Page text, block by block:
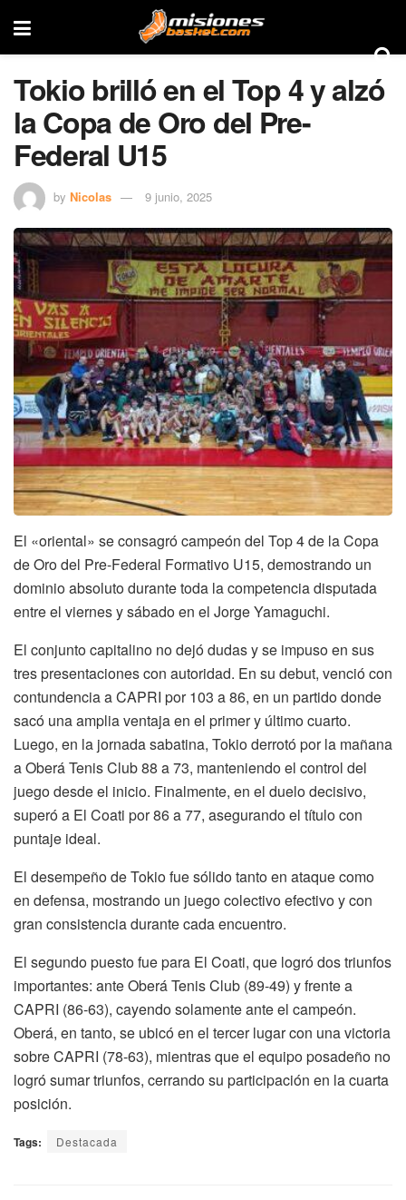
Tokio brilló en el Top 4 y alzó
la Copa de Oro del Pre-
Federal U15
by Nicolas 9 junio, 2025
El «oriental» se consagró campeón del Top 4 de la Copa
de Oro del Pre-Federal Formativo U15, demostrando un
dominio absoluto durante toda la competencia disputada
entre el viernes y sábado en el Jorge Yamaguchi.
El conjunto capitalino no dejó dudas y se impuso en sus
tres presentaciones con autoridad. En su debut, venció con
contundencia a CAPRI por 103 a 86, en un partido donde
sacó una amplia ventaja en el primer y último cuarto.
Luego, en la jornada sabatina, Tokio derrotó por la mañana
a Oberá Tenis Club 88 a 73, manteniendo el control del
juego desde el inicio. Finalmente, en el duelo decisivo,
superó a El Coati por 86 a 77, asegurando el título con
puntaje ideal.
El desempeño de Tokio fue sólido tanto en ataque como
en defensa, mostrando un juego colectivo efectivo y con
gran consistencia durante cada encuentro.
El segundo puesto fue para El Coati, que logró dos triunfos
importantes: ante Oberá Tenis Club (89-49) y frente a
CAPRI (86-63), cayendo solamente ante el campeón.
Oberá, en tanto, se ubicó en el tercer lugar con una victoria
sobre CAPRI (78-63), mientras que el equipo posadeño no
logró sumar triunfos, cerrando su participación en la cuarta
posición.
Tags: Destacada